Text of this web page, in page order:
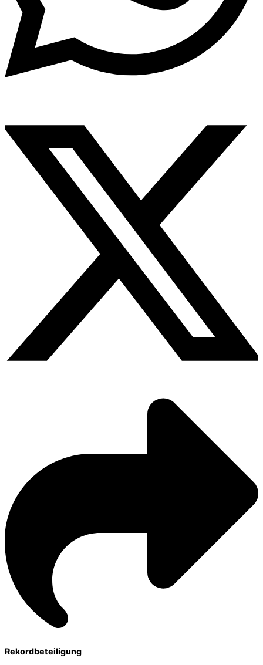
Rekordbeteiligung